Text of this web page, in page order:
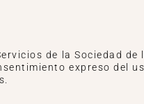
de la Sociedad de
expreso del